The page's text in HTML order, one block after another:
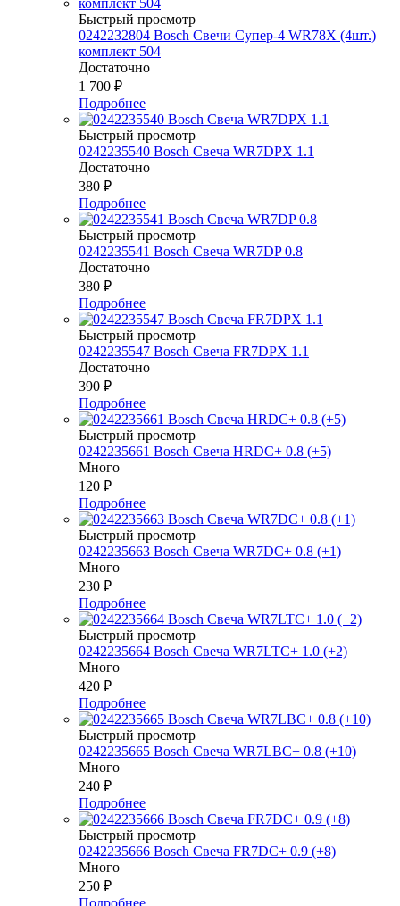
Быстрый просмотр
0242232804 Bosch Свечи Супер-4 WR78Х (4шт.)
комплект 504
Достаточно
1 700 ₽
Подробнее
Быстрый просмотр
0242235540 Bosch Свеча WR7DPX 1.1
Достаточно
380 ₽
Подробнее
Быстрый просмотр
0242235541 Bosch Свеча WR7DP 0.8
Достаточно
380 ₽
Подробнее
Быстрый просмотр
0242235547 Bosch Свеча FR7DPX 1.1
Достаточно
390 ₽
Подробнее
Быстрый просмотр
0242235661 Bosch Свеча HRDC+ 0.8 (+5)
Много
120 ₽
Подробнее
Быстрый просмотр
0242235663 Bosch Свеча WR7DC+ 0.8 (+1)
Много
230 ₽
Подробнее
Быстрый просмотр
0242235664 Bosch Свеча WR7LTC+ 1.0 (+2)
Много
420 ₽
Подробнее
Быстрый просмотр
0242235665 Bosch Свеча WR7LBC+ 0.8 (+10)
Много
240 ₽
Подробнее
Быстрый просмотр
0242235666 Bosch Свеча FR7DC+ 0.9 (+8)
Много
250 ₽
Подробнее